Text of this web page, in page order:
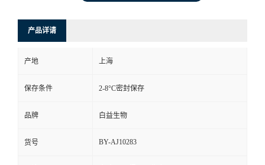
产品详请
产地 上海
保存条件 2-8°C密封保存
品牌 白益生物
货号 BY-AJ10283